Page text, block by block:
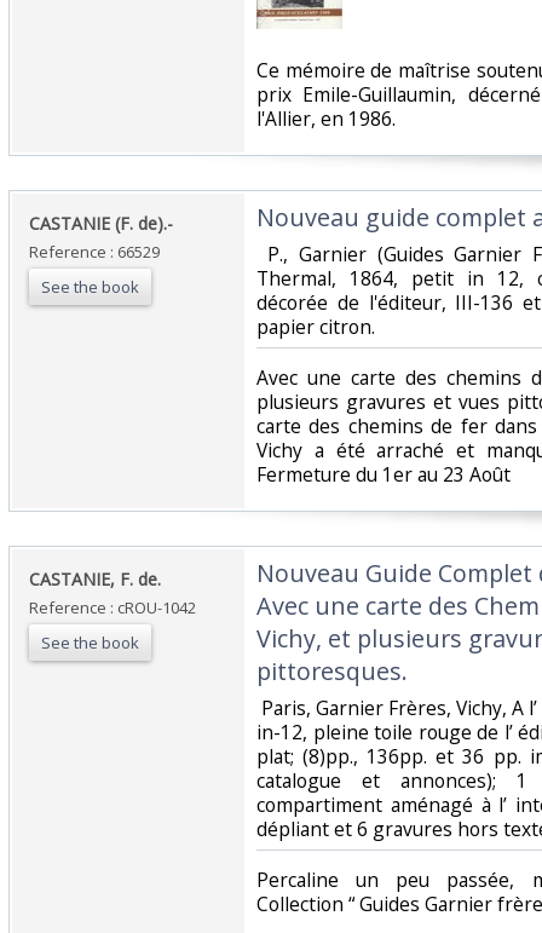
‎Ce mémoire de maîtrise
prix Emile-Guillaumin,
l'Allier, en 1986. ‎
‎CASTANIE (F. de).-‎
Reference : 66529
See the book
‎Nouveau guide complet
P., Garnier (Guides Garnier
Thermal, 1864, petit in 12,
décorée de l'éditeur, III-136
papier citron. ‎
‎Avec une carte des chemins
plusieurs gravures et vues
carte des chemins de fer
Vichy a été arraché et
Fermeture du 1er au 23 Août‎
‎CASTANIE, F. de.‎
Reference : cROU-1042
See the book
‎Nouveau Guide Complet
Avec une carte des
Vichy, et plusieurs
pittoresques.‎
Paris, Garnier Frères, Vichy, A
in-12, pleine toile rouge de l’
plat; (8)pp., 136pp. et 36 pp.
catalogue et annonces);
compartiment aménagé à l’
dépliant et 6 gravures hors
‎Percaline un peu passée,
Collection “ Guides Garnier